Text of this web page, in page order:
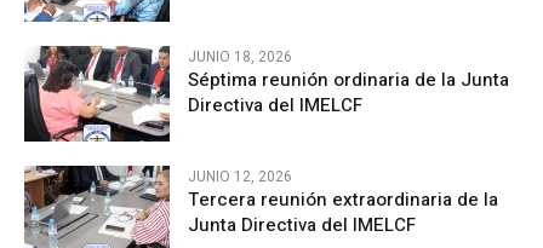
JUNIO 18, 2026
Séptima reunión ordinaria de la Junta
Directiva del IMELCF
JUNIO 12, 2026
Tercera reunión extraordinaria de la
Junta Directiva del IMELCF